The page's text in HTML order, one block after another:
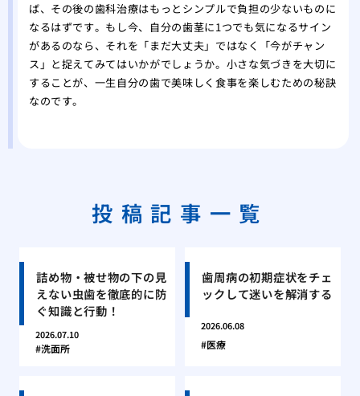
ば、その後の歯科治療はもっとシンプルで負担の少ないものに
なるはずです。もし今、自分の歯茎に1つでも気になるサイン
があるのなら、それを「まだ大丈夫」ではなく「今がチャン
ス」と捉えてみてはいかがでしょうか。小さな気づきを大切に
することが、一生自分の歯で美味しく食事を楽しむための秘訣
なのです。
投稿記事一覧
詰め物・被せ物の下の見
えない虫歯を徹底的に防
ぐ知識と行動！
2026.07.10
洗面所
歯周病の初期症状をチェ
ックして迷いを解消する
2026.06.08
医療